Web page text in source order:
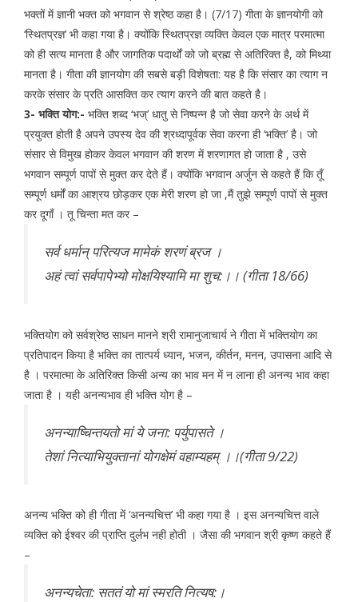
भक्तों में ज्ञानी भक्त को भगवान से श्रेष्ठ कहा है। (7/17) गीता के ज्ञानयोगी को
‘स्थितप्रज्ञ’ भी कहा गया है। क्योंकि स्थितप्रज्ञ व्यक्ति केवल एक मात्र परमात्मा
को ही सत्य मानता है और जागतिक पदार्थों को जो ब्रह्म से अतिरिक्त है, को मिथ्या
मानता है। गीता की ज्ञानयोग की सबसे बड़ी विशेषता: यह है कि संसार का त्याग न
करके संसार के प्रति आसक्ति कर त्याग करने की बात कहते है।
3- भक्ति योग:- भक्ति शब्द ‘भज्’ धातु से निष्पन्न है जो सेवा करने के अर्थ में
प्रयुक्त होती है अपने उपस्य देव की श्रध्दापूर्वक सेवा करना ही ‘भक्ति’ है। जो
संसार से विमुख होकर केवल भगवान की शरण में शरणागत हो जाता है , उसे
भगवान सम्पूर्ण पापों से मुक्त कर देते हैं। क्योंकि भगवान अर्जुन से कहते हैं कि तूँ
सम्पूर्ण धर्मों का आश्रय छोड़कर एक मेरी शरण हो जा ,मैं तुझे सम्पूर्ण पापों से मुक्त
कर दूगाँ । तू चिन्ता मत कर –
सर्व धर्मान् परित्यज मामेकं शरणं ब्रज ।
अहं त्वां सर्वपापेभ्यो मोक्षयिश्यामि मा शुच:।। (गीता 18/66)
भक्तियोग को सर्वश्रेष्ठ साधन मानने श्री रामानुजाचार्य ने गीता में भक्तियोग का
प्रतिपादन किया है भक्ति का तात्पर्य ध्यान, भजन, कीर्तन, मनन, उपासना आदि से
है । परमात्मा के अतिरिक्त किसी अन्य का भाव मन में न लाना ही अनन्य भाव कहा
जाता है । यही अनन्यभाव ही भक्ति योग है –
अनन्याष्चिन्तयतो मां ये जना: पर्युपासते ।
तेशां नित्याभियुक्तानां योगक्षेमं वहाम्यहम् ।।(गीता 9/22)
अनन्य भक्ति को ही गीता में ‘अनन्यचित्त’ भी कहा गया है । इस अनन्यचित्त वाले
व्यक्ति को ईश्वर की प्राप्ति दुर्लभ नही होती । जैसा की भगवान श्री कृष्ण कहते हैं
–
अनन्यचेता: सततं यो मां स्मरति नित्यष:।